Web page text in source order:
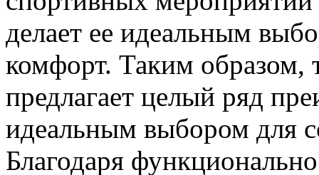
делает ее идеальным
комфорт. Таким образом,
предлагает целый ряд
идеальным выбором для
Благодаря